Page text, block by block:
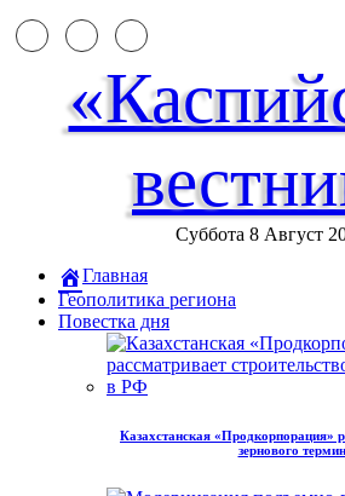
Суббота 8 Август
Главная
Геополитика региона
Повестка дня
Казахстанская «Продкорпорация»
зернового